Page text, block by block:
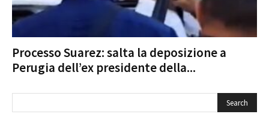
Processo Suarez: salta la deposizione a
Perugia dell’ex presidente della...